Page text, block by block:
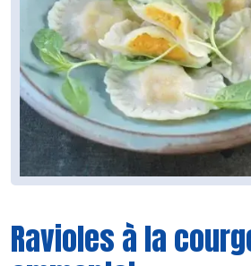
Ravioles à la